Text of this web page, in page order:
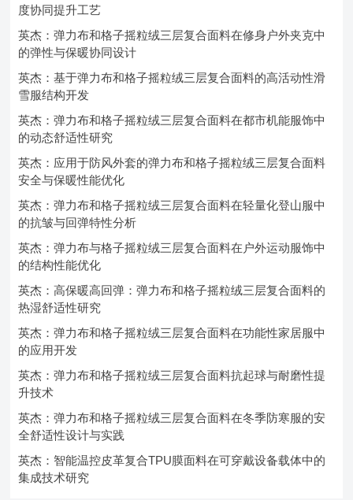
度协同提升工艺
英杰：弹力布和格子摇粒绒三层复合面料在修身户外夹克中
的弹性与保暖协同设计
英杰：基于弹力布和格子摇粒绒三层复合面料的高活动性滑
雪服结构开发
英杰：弹力布和格子摇粒绒三层复合面料在都市机能服饰中
的动态舒适性研究
英杰：应用于防风外套的弹力布和格子摇粒绒三层复合面料
安全与保暖性能优化
英杰：弹力布和格子摇粒绒三层复合面料在轻量化登山服中
的抗皱与回弹特性分析
英杰：弹力布与格子摇粒绒三层复合面料在户外运动服饰中
的结构性能优化
英杰：高保暖高回弹：弹力布和格子摇粒绒三层复合面料的
热湿舒适性研究
英杰：弹力布和格子摇粒绒三层复合面料在功能性家居服中
的应用开发
英杰：弹力布和格子摇粒绒三层复合面料抗起球与耐磨性提
升技术
英杰：弹力布和格子摇粒绒三层复合面料在冬季防寒服的安
全舒适性设计与实践
英杰：智能温控皮革复合TPU膜面料在可穿戴设备载体中的
集成技术研究